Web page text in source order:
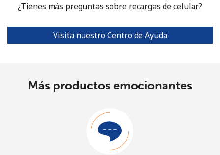
¿Tienes más preguntas sobre recargas de celular?
Visita nuestro Centro de Ayuda
Más productos emocionantes